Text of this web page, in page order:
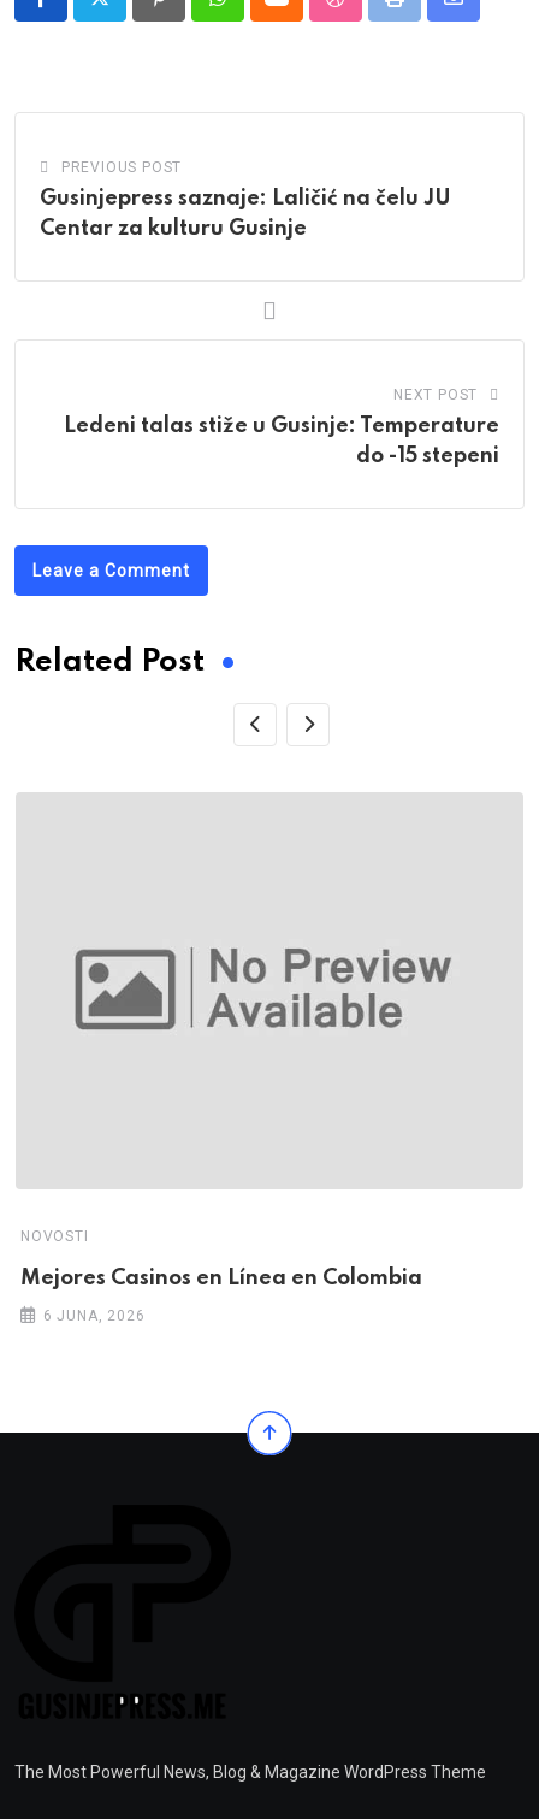
PinterestWhatsappCloud StumbleUpon
Print
Share
PREVIOUS POST
Gusinjepress saznaje: Laličić na čelu JU
Centar za kulturu Gusinje
NEXT POST
Ledeni talas stiže u Gusinje: Temperature
do -15 stepeni
Leave a Comment
Related Post
NOVOSTI
Mejores Casinos en Línea en Colombia
6 JUNA, 2026
The Most Powerful News, Blog & Magazine WordPress Theme